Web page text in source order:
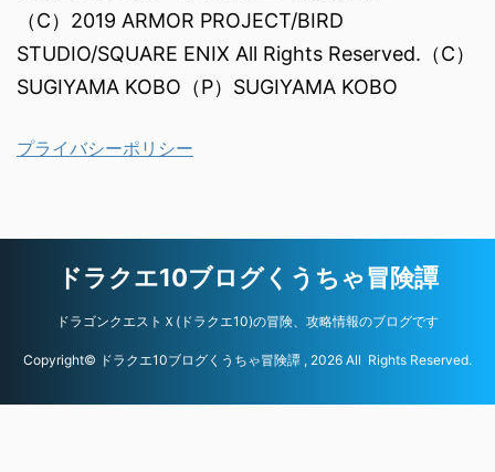
（C）2019 ARMOR PROJECT/BIRD
STUDIO/SQUARE ENIX All Rights Reserved.（C）
SUGIYAMA KOBO（P）SUGIYAMA KOBO
プライバシーポリシー
ドラクエ10ブログくうちゃ冒険譚
ドラゴンクエストＸ(ドラクエ10)の冒険、攻略情報のブログです
Copyright© ドラクエ10ブログくうちゃ冒険譚 , 2026 All Rights Reserved.